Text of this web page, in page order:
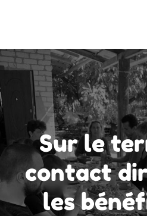
Sur le
contact
les